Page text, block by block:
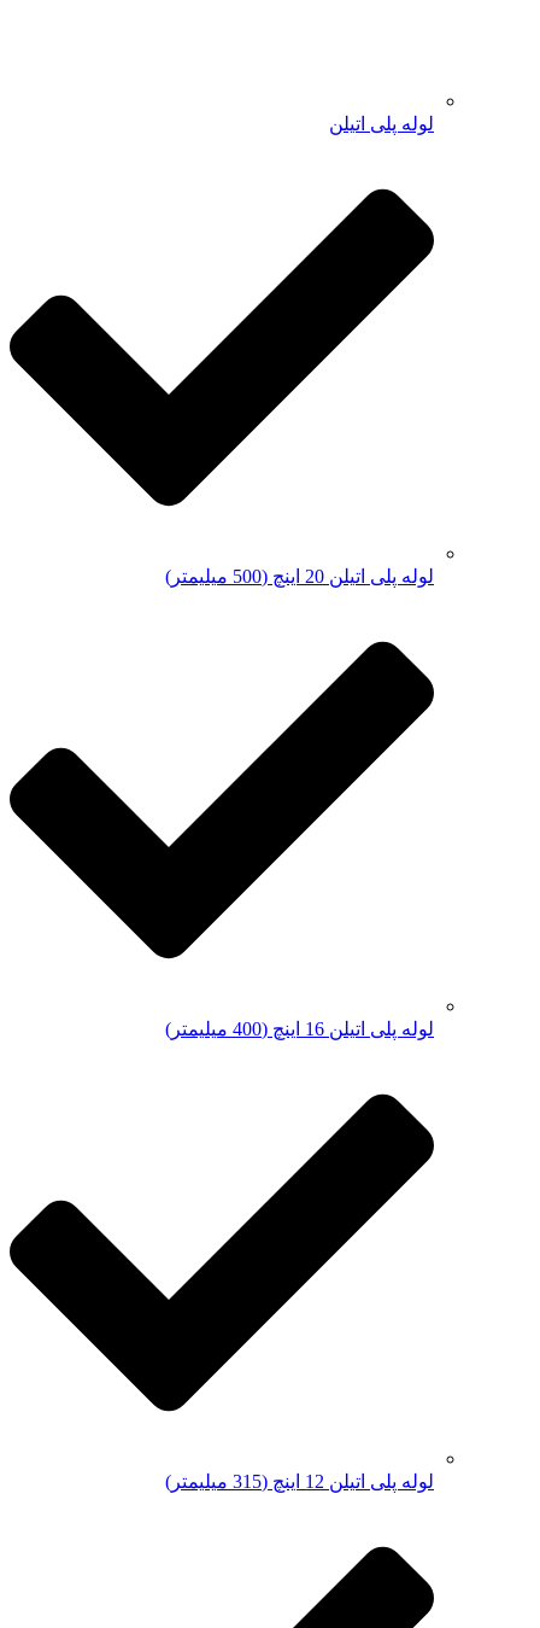
لوله پلی اتیلن
لوله پلی اتیلن 20 اینچ (500 میلیمتر)
لوله پلی اتیلن 16 اینچ (400 میلیمتر)
لوله پلی اتیلن 12 اینچ (315 میلیمتر)